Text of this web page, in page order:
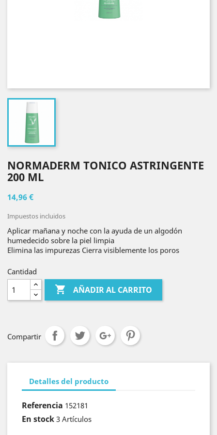
NORMADERM TONICO ASTRINGENTE
200 ML
14,96 €
Impuestos incluidos
Aplicar mañana y noche con la ayuda de un algodón
humedecido sobre la piel limpia
Elimina las impurezas Cierra visiblemente los poros
Cantidad
 AÑADIR AL CARRITO
Compartir
Detalles del producto
Referencia 152181
En stock 3 Artículos